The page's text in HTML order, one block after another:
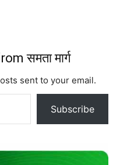
समता मार्ग
sent to your email.
Subscribe